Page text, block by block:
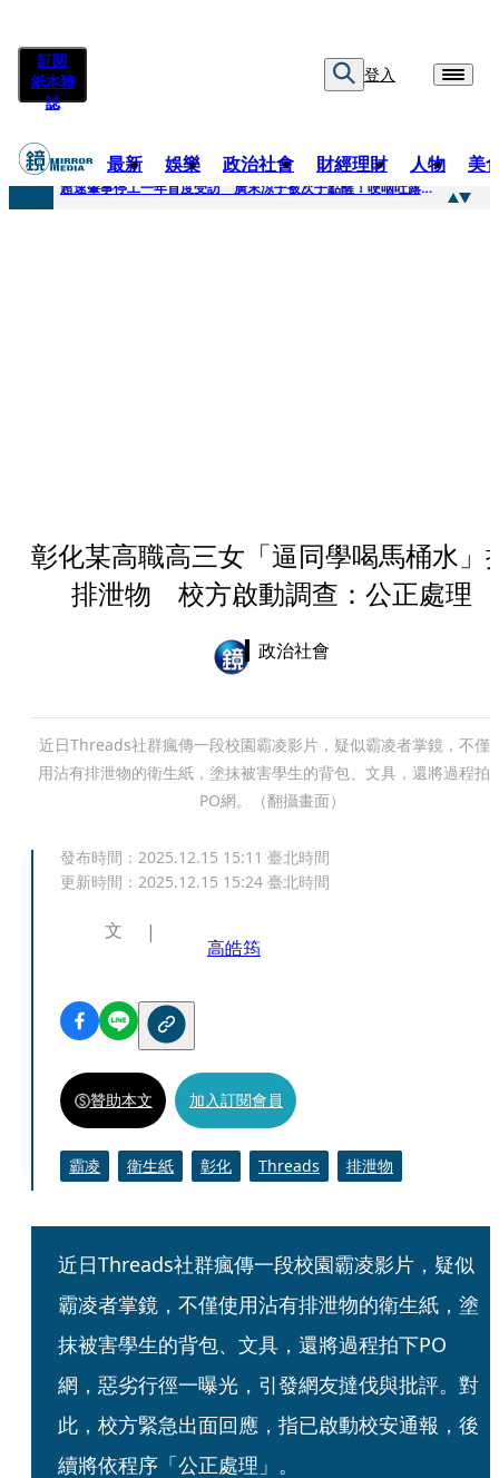
訂閱
紙本雜
誌
登入
最新 娛樂 政治社會 財經理財 人物 美
快訊
超速肇事停工一年首度受訪 廣末涼子被次子點醒！哽咽吐露：不再偽裝完美
彰化某高職高三女「逼同學喝馬桶水」
排泄物 校方啟動調查：公正處理
政治社會
近日Threads社群瘋傳一段校園霸凌影片，疑似霸凌者掌鏡，不僅
用沾有排泄物的衛生紙，塗抹被害學生的背包、文具，還將過程拍
PO網。（翻攝畫面）
發布時間： 2025.12.15 15:11 臺北時間
更新時間： 2025.12.15 15:24 臺北時間
文
高皓筠
贊助本文 加入訂閱會員
霸凌 衛生紙 彰化 Threads 排泄物
近日Threads社群瘋傳一段校園霸凌影片，疑似
霸凌者掌鏡，不僅使用沾有排泄物的衛生紙，塗
抹被害學生的背包、文具，還將過程拍下PO
網，惡劣行徑一曝光，引發網友撻伐與批評。對
此，校方緊急出面回應，指已啟動校安通報，後
續將依程序「公正處理」。